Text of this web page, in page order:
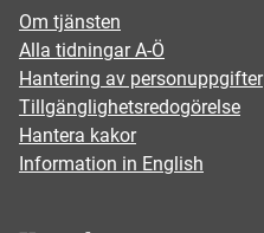
Om tjänsten
Alla tidningar A-Ö
Hantering av personuppgifter
Tillgänglighetsredogörelse
Hantera kakor
Information in English